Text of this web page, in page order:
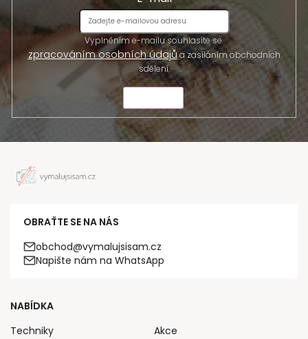
Vyplněním e-mailu souhlasíte se
zpracováním osobních údajůa zasíláním obchodních
sdělení.
OBRAŤTE SE NA NÁS
obchod@vymalujsisam.cz
Napište nám na WhatsApp
NABÍDKA
Techniky
Akce